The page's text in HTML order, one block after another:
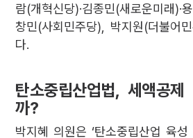
람(개혁신당)·김종민(새로운미래)·
창민(사회민주당), 박지원(더불어
다.
탄소중립산업법, 세액공
까?
박지혜 의원은 ‘탄소중립산업 육